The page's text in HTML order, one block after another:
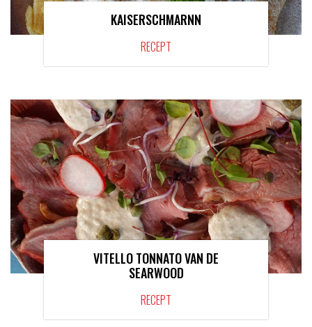
KAISERSCHMARNN
RECEPT
VITELLO TONNATO VAN DE
SEARWOOD
RECEPT